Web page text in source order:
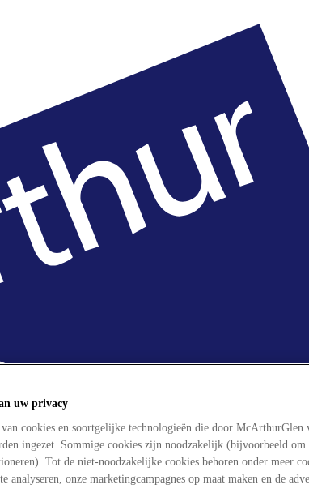
uw privacy
cookies en soortgelijke technologieën die door McArthurGlen
ingezet. Sommige cookies zijn noodzakelijk (bijvoorbeeld om
Tot de niet-noodzakelijke cookies behoren onder meer
analyseren, onze marketingcampagnes op maat maken en de